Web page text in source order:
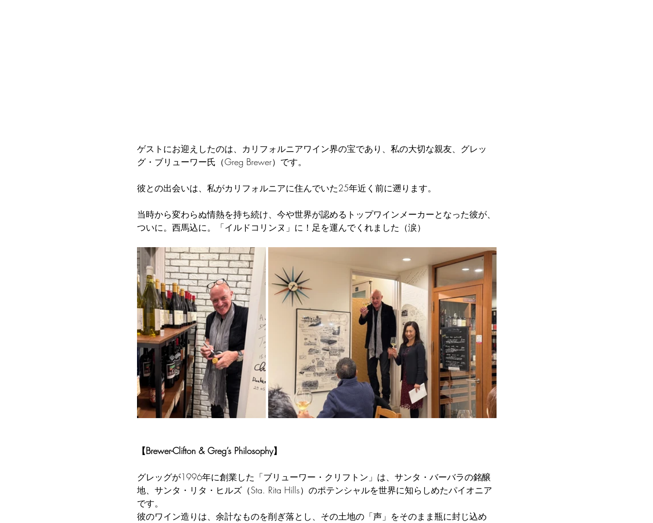
ゲストにお迎えしたのは、カリフォルニアワイン界の宝であり、私の大切な親友、グレッ
グ・ブリューワー氏（Greg Brewer）です。
彼との出会いは、私がカリフォルニアに住んでいた25年近く前に遡ります。
当時から変わらぬ情熱を持ち続け、今や世界が認めるトップワインメーカーとなった彼が、
ついに。西馬込に。「イルドコリンヌ」に！足を運んでくれました（涙）
【Brewer-Clifton & Greg’s Philosophy】
グレッグが1996年に創業した「ブリューワー・クリフトン」は、サンタ・バーバラの銘醸
地、サンタ・リタ・ヒルズ（Sta. Rita Hills）のポテンシャルを世界に知らしめたパイオニア
です。
彼のワイン造りは、余計なものを削ぎ落とし、その土地の「声」をそのまま瓶に封じ込め